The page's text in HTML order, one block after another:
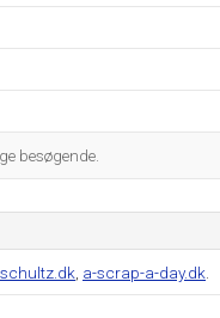
besøgende.
a-scrap-a-day.dk